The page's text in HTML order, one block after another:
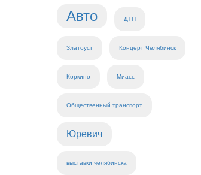
Авто ДТП
Златоуст Концерт Челябинск
Коркино Миасс
Общественный транспорт
Юревич
выставки челябинска